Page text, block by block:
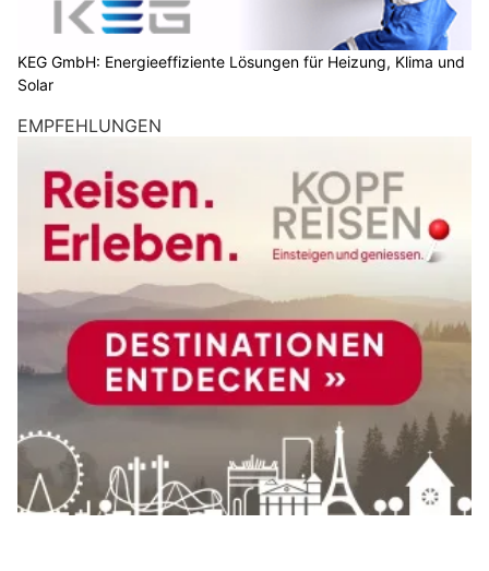
KEG GmbH: Energieeffiziente Lösungen für Heizung, Klima und
Solar
EMPFEHLUNGEN